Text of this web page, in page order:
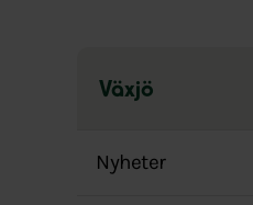
Växjö
över
menyn
Nyheter